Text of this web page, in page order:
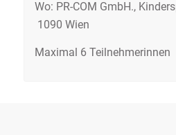
Wo: PR-COM GmbH.,
1090 Wien
Maximal 6 Teilnehmerinnen